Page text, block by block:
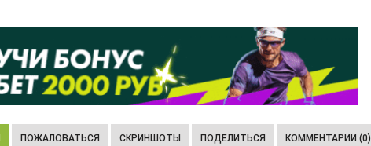
ПОЖАЛОВАТЬСЯ СКРИНШОТЫ ПОДЕЛИТЬСЯ КОММЕНТАРИИ (0)